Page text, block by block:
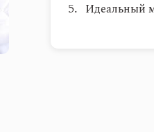
Идеальный